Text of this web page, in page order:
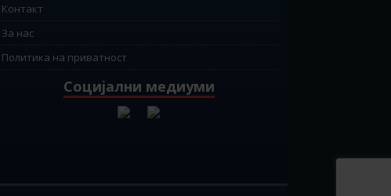
Контакт
За нас
Политика на приватност
Социјални медиуми